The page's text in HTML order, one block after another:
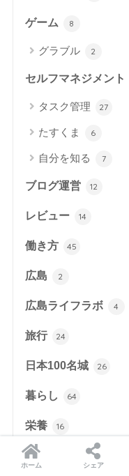
ゲーム 8
グラブル 2
セルフマネジメント
タスク管理 27
たすくま 6
自分を知る 7
ブログ運営 12
レビュー 14
働き方 45
広島 2
広島ライフラボ 4
旅行 24
日本100名城 26
暮らし 64
栄養 16
漫画
ホーム シェア